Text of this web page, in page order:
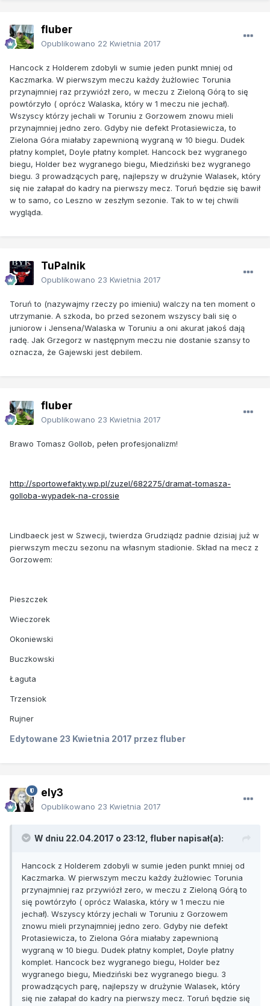
fluber
Opublikowano 22 Kwietnia 2017
Hancock z Holderem zdobyli w sumie jeden punkt mniej od
Kaczmarka. W pierwszym meczu każdy żużlowiec Torunia
przynajmniej raz przywiózł zero, w meczu z Zieloną Górą to się
powtórzyło ( oprócz Walaska, który w 1 meczu nie jechał).
Wszyscy którzy jechali w Toruniu z Gorzowem znowu mieli
przynajmniej jedno zero. Gdyby nie defekt Protasiewicza, to
Zielona Góra miałaby zapewnioną wygraną w 10 biegu. Dudek
płatny komplet, Doyle płatny komplet. Hancock bez wygranego
biegu, Holder bez wygranego biegu, Miedziński bez wygranego
biegu. 3 prowadzących parę, najlepszy w drużynie Walasek, który
się nie załapał do kadry na pierwszy mecz. Toruń będzie się bawił
w to samo, co Leszno w zeszłym sezonie. Tak to w tej chwili
wygląda.
TuPalnik
Opublikowano 23 Kwietnia 2017
Toruń to (nazywajmy rzeczy po imieniu) walczy na ten moment o
utrzymanie. A szkoda, bo przed sezonem wszyscy bali się o
juniorow i Jensena/Walaska w Toruniu a oni akurat jakoś dają
radę. Jak Grzegorz w następnym meczu nie dostanie szansy to
oznacza, że Gajewski jest debilem.
fluber
Opublikowano 23 Kwietnia 2017
Brawo Tomasz Gollob, pełen profesjonalizm!
http://sportowefakty.wp.pl/zuzel/682275/dramat-tomasza-
golloba-wypadek-na-crossie
Lindbaeck jest w Szwecji, twierdza Grudziądz padnie dzisiaj już w
pierwszym meczu sezonu na własnym stadionie. Skład na mecz z
Gorzowem:
Pieszczek
Wieczorek
Okoniewski
Buczkowski
Łaguta
Trzensiok
Rujner
Edytowane 23 Kwietnia 2017 przez fluber
ely3
Opublikowano 23 Kwietnia 2017
W dniu 22.04.2017 o 23:12, fluber napisał(a):
Hancock z Holderem zdobyli w sumie jeden punkt mniej od
Kaczmarka. W pierwszym meczu każdy żużlowiec Torunia
przynajmniej raz przywiózł zero, w meczu z Zieloną Górą to
się powtórzyło ( oprócz Walaska, który w 1 meczu nie
jechał). Wszyscy którzy jechali w Toruniu z Gorzowem
znowu mieli przynajmniej jedno zero. Gdyby nie defekt
Protasiewicza, to Zielona Góra miałaby zapewnioną
wygraną w 10 biegu. Dudek płatny komplet, Doyle płatny
komplet. Hancock bez wygranego biegu, Holder bez
wygranego biegu, Miedziński bez wygranego biegu. 3
prowadzących parę, najlepszy w drużynie Walasek, który
się nie załapał do kadry na pierwszy mecz. Toruń będzie się